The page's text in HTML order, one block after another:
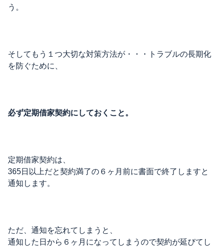
う。
そしてもう１つ大切な対策方法が・・・トラブルの長期化
を防ぐために、
必ず定期借家契約にしておくこと。
定期借家契約は、
365日以上だと契約満了の６ヶ月前に書面で終了しますと
通知します。
ただ、通知を忘れてしまうと、
通知した日から６ヶ月になってしまうので契約が延びてし